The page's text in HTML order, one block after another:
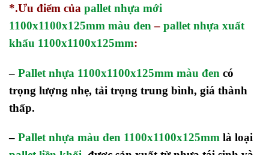
*.Ưu điểm của pallet nhựa mới
1100x1100x125mm màu đen – pallet nhựa xuất
khẩu 1100x1100x125mm:
– Pallet nhựa 1100x1100x125mm màu đen có
trọng lượng nhẹ, tải trọng trung bình, giá thành
thấp.
– Pallet nhựa màu đen 1100x1100x125mm là loại